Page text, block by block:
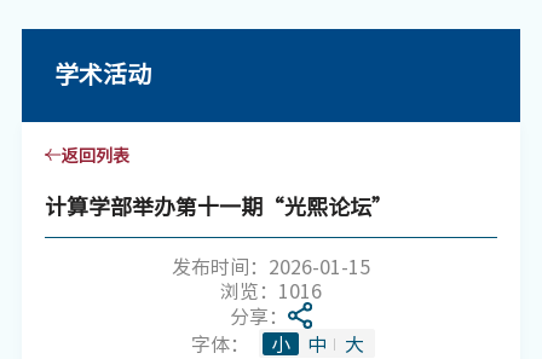
学术活动
返回列表
计算学部举办第十一期“光熙论坛”
发布时间：2026-01-15
浏览： 1016
分享：
字体：
小 中 大